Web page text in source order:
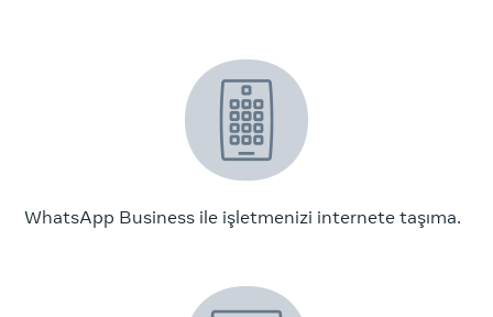
WhatsApp Business ile işletmenizi internete taşıma.